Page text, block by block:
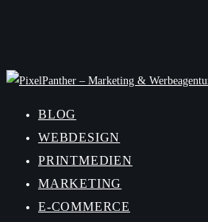
BLOG
WEBDESIGN
PRINTMEDIEN
MARKETING
E-COMMERCE